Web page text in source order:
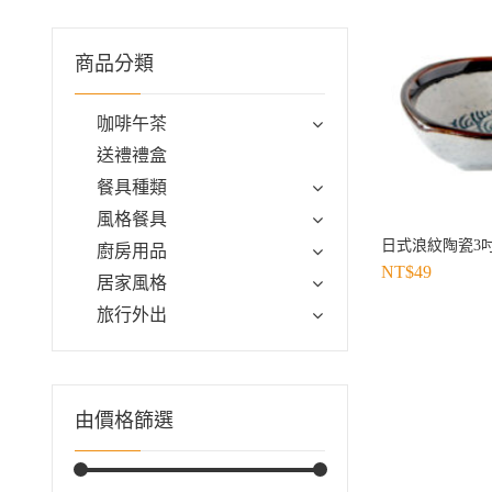
日式浪紋陶瓷3
NT$49
商品分類
咖啡午茶
送禮禮盒
餐具種類
風格餐具
廚房用品
居家風格
旅行外出
由價格篩選